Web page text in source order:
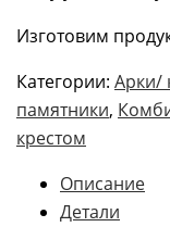
Изготовим
Категории: Арки/
памятники,
крестом
Описание
Детали